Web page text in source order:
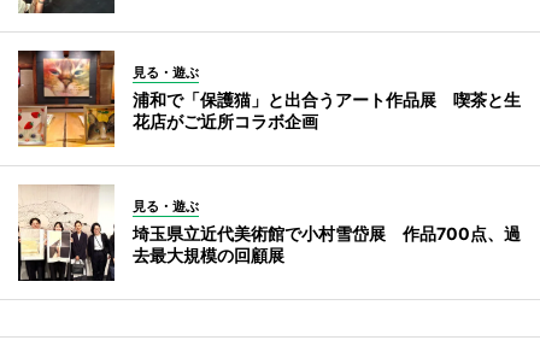
見る・遊ぶ
浦和で「保護猫」と出合うアート作品展 喫茶と生
花店がご近所コラボ企画
見る・遊ぶ
埼玉県立近代美術館で小村雪岱展 作品700点、過
去最大規模の回顧展